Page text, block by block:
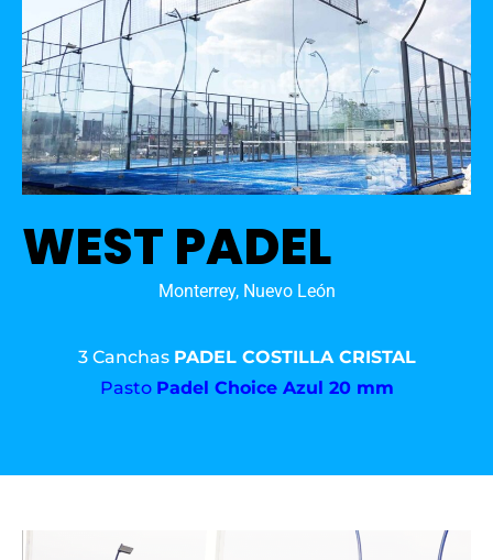
WEST PADEL
Monterrey, Nuevo León
3 Canchas PADEL COSTILLA CRISTAL
Pasto Padel Choice Azul 20 mm